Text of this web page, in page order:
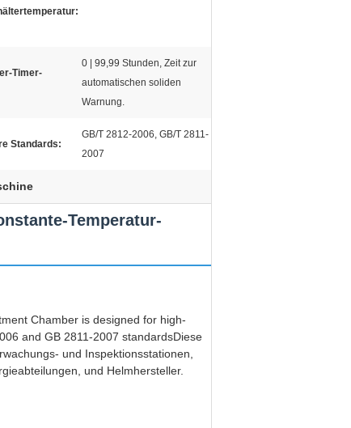
Timer-
0 | 99,99 Stunden, Zeit zur
automatischen soliden
Warnung.
Standards:
GB/T 2812-2006, GB/T 2811-
2007
Temperatur-
Chamber is designed for high-
and GB 2811-2007 standardsDiese
und Inspektionsstationen,
und Helmhersteller.